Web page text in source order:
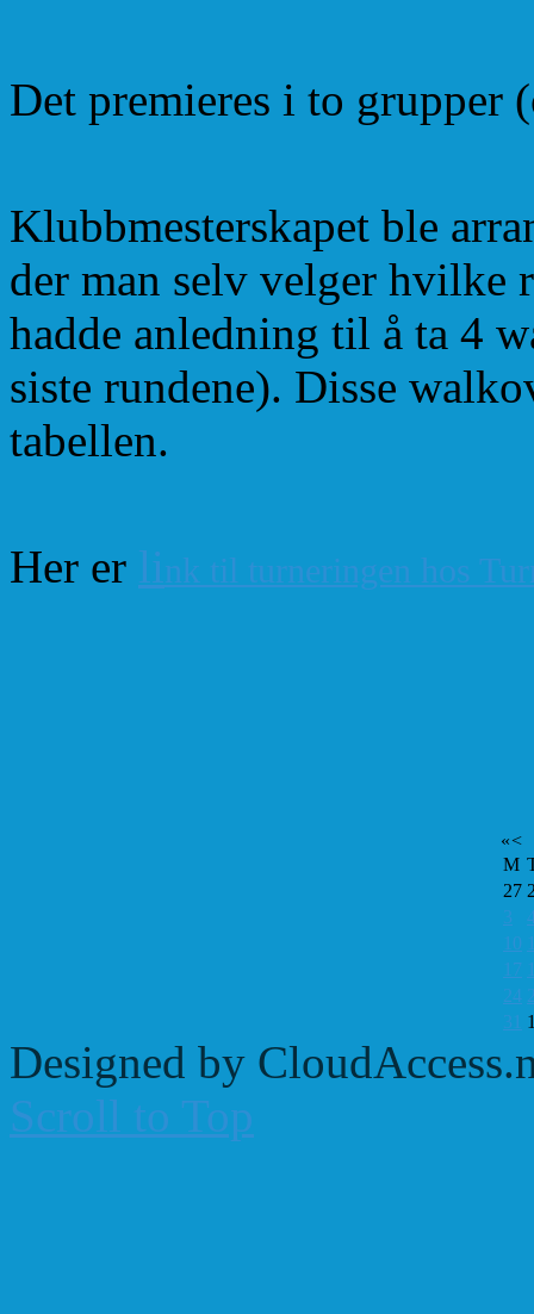
Det premieres i to
Klubbmesterskapet ble
der man selv velger
hadde anledning til å ta 4
siste rundene). Disse
tabellen.
Her er link til turneringen hos
«<
M
27
3
10
17
24
31
Designed by
Scroll to Top